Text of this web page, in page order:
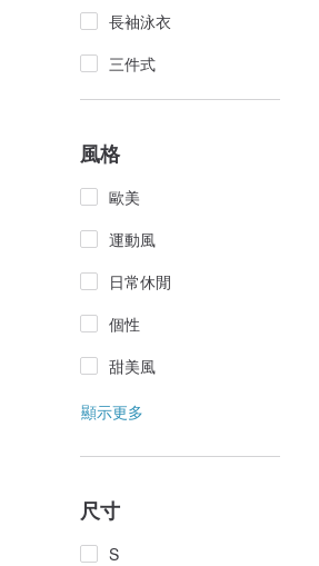
長袖泳衣
三件式
風格
歐美
運動風
日常休閒
個性
甜美風
顯示更多
尺寸
S